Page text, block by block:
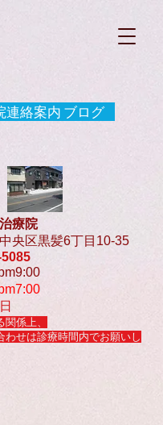
連絡案内 ブログ
療院
央区黒髪6丁目10-35
日
係上、
わせは診療時間内でお願いし